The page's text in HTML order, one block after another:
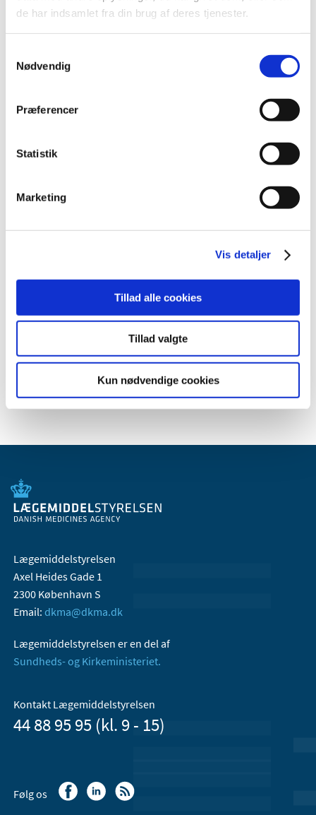
de har indsamlet fra din brug af deres tjenester.
Nødvendig
Præferencer
Statistik
Marketing
Vis detaljer
Tillad alle cookies
Tillad valgte
Kun nødvendige cookies
2013 (49)
oktober (3)
juli (2)
maj (3)
februar (4)
2010 (7)
2008 (8)
2006 (9)
Lægemiddelstyrelsen
Axel Heides Gade 1
2300 København S
Email: dkma@dkma.dk
Lægemiddelstyrelsen er en del af
Sundheds- og Kirkeministeriet.
Kontakt Lægemiddelstyrelsen
44 88 95 95 (kl. 9 - 15)
Følg os